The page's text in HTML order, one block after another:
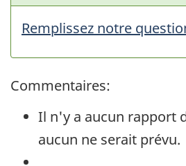
Remplissez notre
Commentaires:
Il n'y a aucun rapport
aucun ne serait prévu.